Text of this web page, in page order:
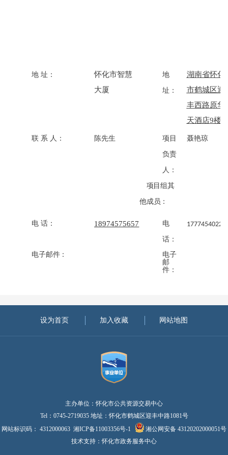
地 址 ： 怀化市智慧
大厦
地
址 ：
湖南省怀化
市鹤城区迎
丰西路原华
天酒店9楼
联 系 人： 陈先生 项目
负责
人：
聂艳琼
项目组其
他成员 ：
电 话： 18974575657 电
话 ：
17774540223
电子邮件：
电子
邮
件：
设为首页 加入收藏 网站地图
主办单位：怀化市公共资源交易中心
Tel：0745-2719035 地址：怀化市鹤城区迎丰中路1081号
网站标识码： 4312000063 湘ICP备11003356号-1
湘公网安备 43120202000051号
技术支持：怀化市政务服务中心